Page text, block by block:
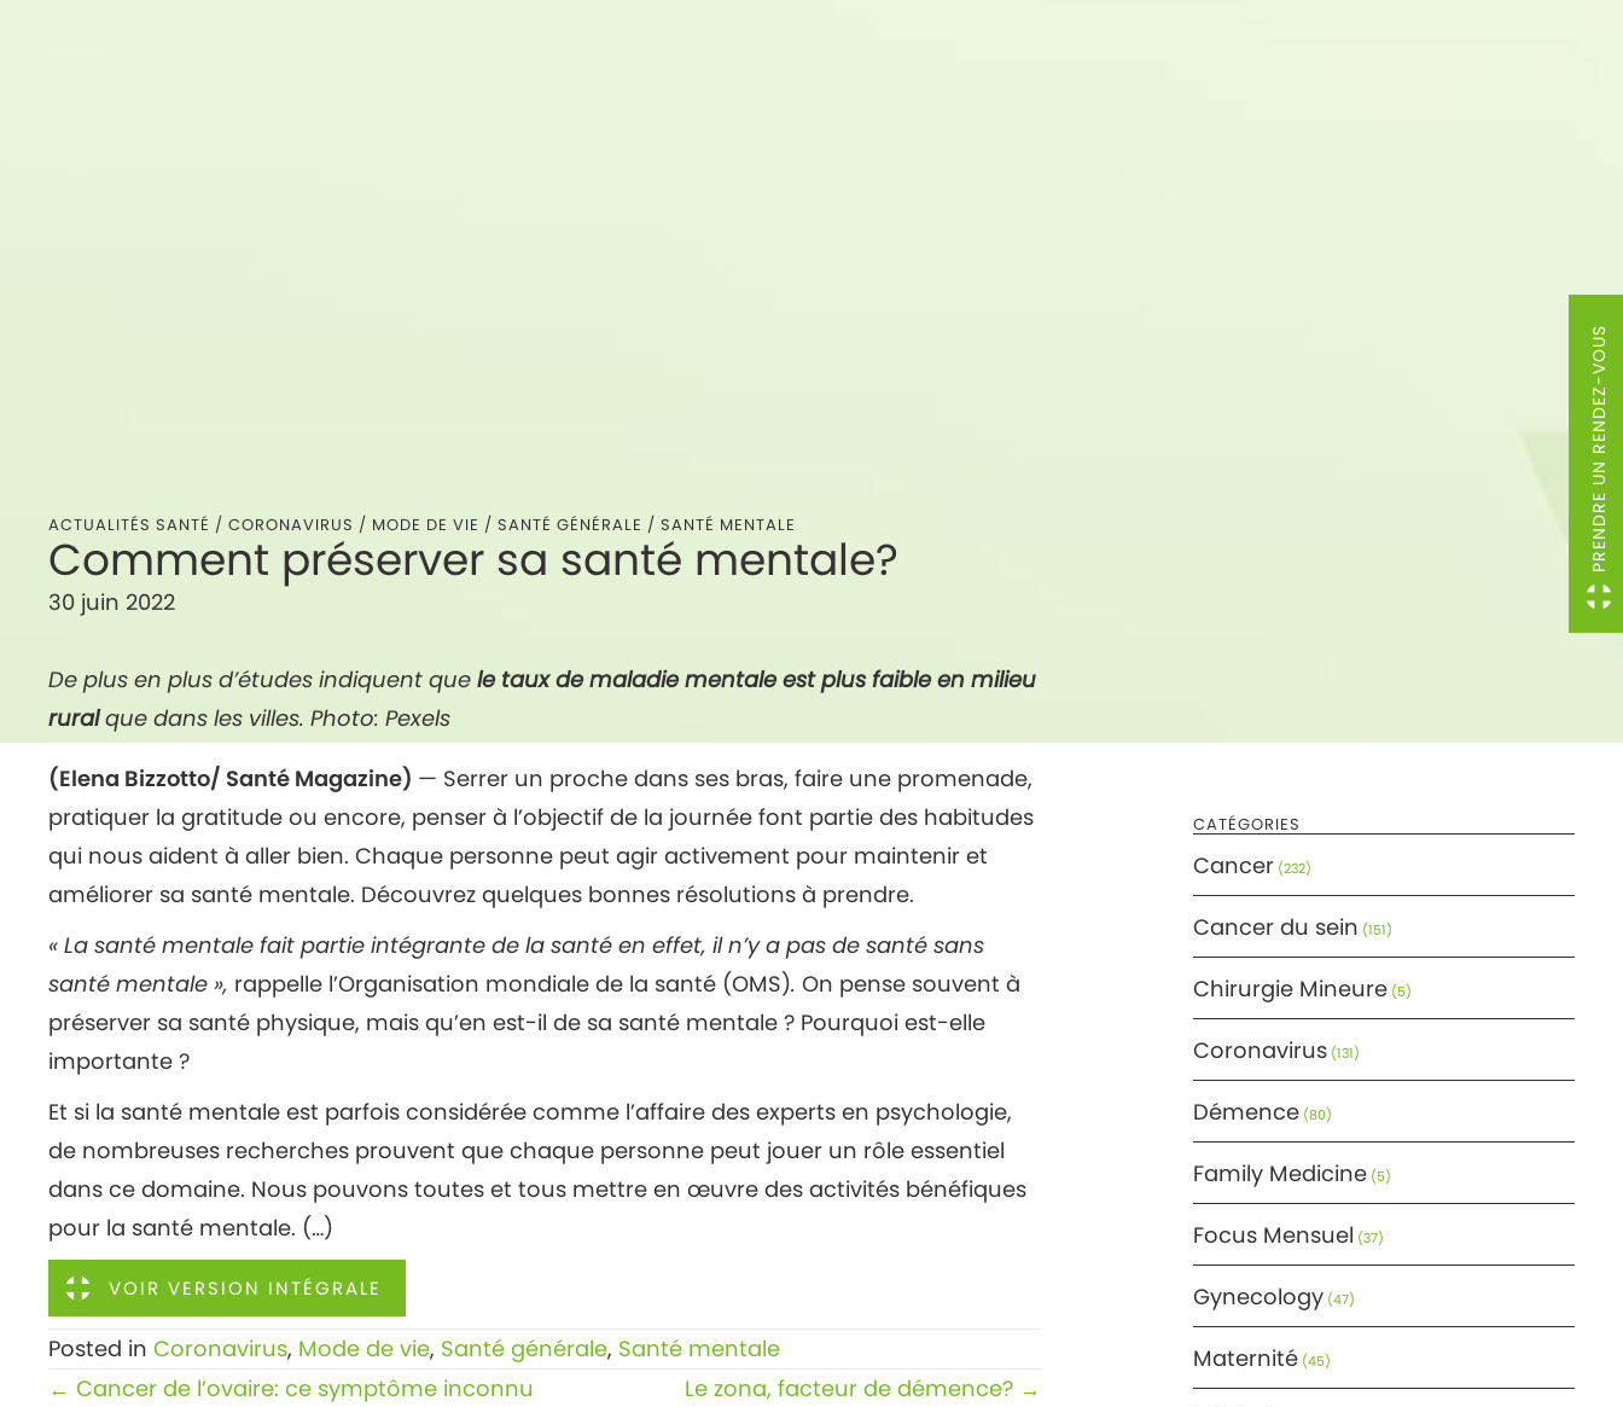
ACTUALITÉS SANTÉ / CORONAVIRUS / MODE DE VIE / SANTÉ GÉNÉRALE / SANTÉ MENTALE
Comment préserver sa santé mentale?
30 juin 2022
De plus en plus d’études indiquent que le taux de maladie mentale est plus faible en milieu
ruralque dans les villes. Photo: Pexels
(Elena Bizzotto/ Santé Magazine) — Serrer un proche dans ses bras, faire une promenade,
pratiquer la gratitude ou encore, penser à l’objectif de la journée font partie des habitudes
qui nous aident à aller bien. Chaque personne peut agir activement pour maintenir et
améliorer sa santé mentale. Découvrez quelques bonnes résolutions à prendre.
« La santé mentale fait partie intégrante de la santé en effet, il n’y a pas de santé sans
santé mentale », rappelle l’Organisation mondiale de la santé (OMS). On pense souvent à
préserver sa santé physique, mais qu’en est-il de sa santé mentale ? Pourquoi est-elle
importante ?
Et si la santé mentale est parfois considérée comme l’affaire des experts en psychologie,
de nombreuses recherches prouvent que chaque personne peut jouer un rôle essentiel
dans ce domaine. Nous pouvons toutes et tous mettre en œuvre des activités bénéfiques
pour la santé mentale. (…)
VOIR VERSION INTÉGRALE
Posted in Coronavirus, Mode de vie, Santé générale, Santé mentale
Posts
← Cancer de l’ovaire: ce symptôme inconnu
Le zona, facteur de démence? →
CATÉGORIES
Cancer(232)
Cancer du sein (151)
Chirurgie Mineure(5)
Coronavirus(131)
Démence(80)
Family Medicine(5)
Focus Mensuel (37)
Gynecology(47)
Maternité(45)
PRENDRE UN RENDEZ-VOUS